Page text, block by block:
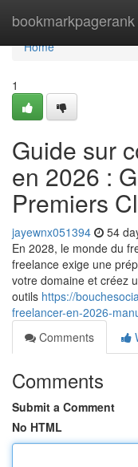
bookmarkpagerank
Home
Home
1
Guide sur
en 2026 :
Premiers
jayewnx051394 54
En 2028, le monde du
freelance exige une
votre domaine et créez
outils https://
freelancer-en-2026-
Comments
Comments
Submit a Comment
No HTML